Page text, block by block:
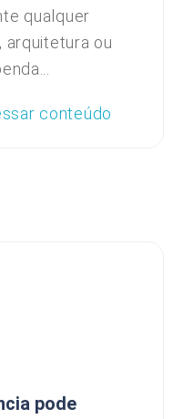
qualquer
arquitetura ou
conteúdo
pode